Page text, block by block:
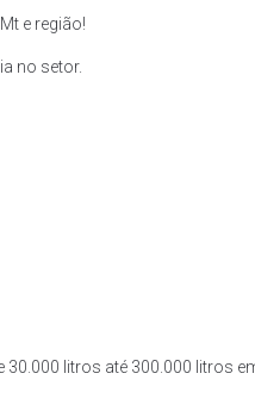
e região!
no setor.
litros até 300.000 litros